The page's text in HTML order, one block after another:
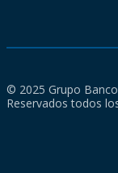
© 2025 Grupo
Reservados todos